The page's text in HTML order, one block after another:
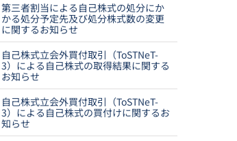
第三者割当による自己株式の処分にか
かる処分予定先及び処分株式数の変更
に関するお知らせ
自己株式立会外買付取引（ToSTNeT-
3）による自己株式の取得結果に関する
お知らせ
自己株式立会外買付取引（ToSTNeT-
3）による自己株式の買付けに関するお
知らせ